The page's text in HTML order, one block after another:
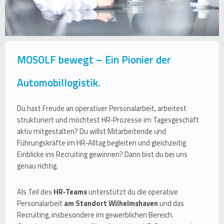
MOSOLF bewegt – Ein Pionier der
Automobillogistik.
Du hast Freude an operativer Personalarbeit, arbeitest
strukturiert und möchtest HR‑Prozesse im Tagesgeschäft
aktiv mitgestalten? Du willst Mitarbeitende und
Führungskräfte im HR‑Alltag begleiten und gleichzeitig
Einblicke ins Recruiting gewinnen? Dann bist du bei uns
genau richtig.
Als Teil des HR‑Teamsunterstützt du die operative
Personalarbeit am Standort Wilhelmshavenund das
Recruiting, insbesondere im gewerblichen Bereich.